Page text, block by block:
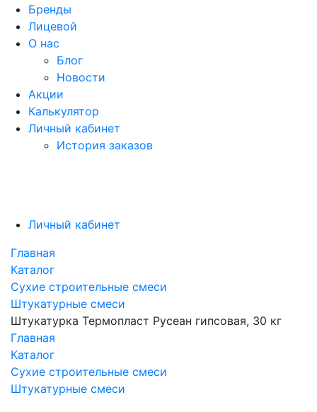
Бренды
Лицевой
О нас
Блог
Новости
Акции
Калькулятор
Личный кабинет
История заказов
Личный кабинет
Главная
Каталог
Сухие строительные смеси
Штукатурные смеси
Штукатурка Термопласт Русеан гипсовая, 30 кг
Главная
Каталог
Сухие строительные смеси
Штукатурные смеси